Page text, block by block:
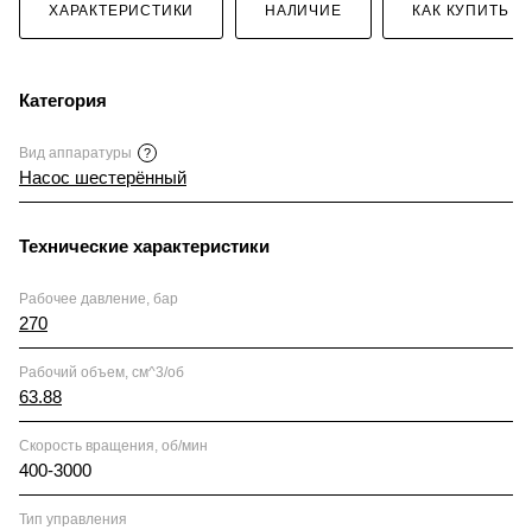
ХАРАКТЕРИСТИКИ НАЛИЧИЕ КАК КУПИТЬ
Категория
Вид аппаратуры ?
Насос шестерённый
Технические характеристики
Рабочее давление, бар
270
Рабочий объем, см^3/об
63.88
Скорость вращения, об/мин
400-3000
Тип управления